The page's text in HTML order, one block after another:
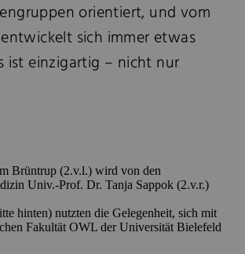
orientiert, und vom
sich immer etwas
ist einzigartig – nicht nur
Brüntrup (2.v.l.) wird von den
Univ.-Prof. Dr. Tanja Sappok (2.v.r.)
hinten) nutzten die Gelegenheit, sich mit
Fakultät OWL der Universität Bielefeld